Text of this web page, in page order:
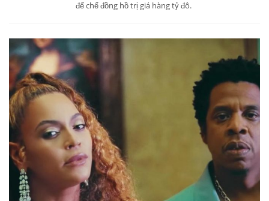
đế chế đồng hồ trị giá hàng tỷ đô.